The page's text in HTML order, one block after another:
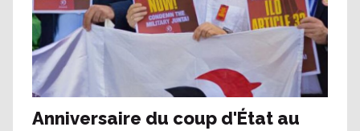
Anniversaire du coup d'État au